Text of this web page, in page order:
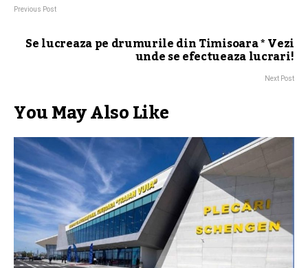
Previous Post
Se lucreaza pe drumurile din Timisoara * Vezi
unde se efectueaza lucrari!
Next Post
You May Also Like